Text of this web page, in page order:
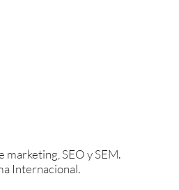
marketing, SEO y SEM.
Internacional.